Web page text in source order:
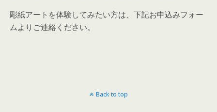
彫紙アートを体験してみたい方は、下記お申込みフォー
ムよりご連絡ください。
Back to top